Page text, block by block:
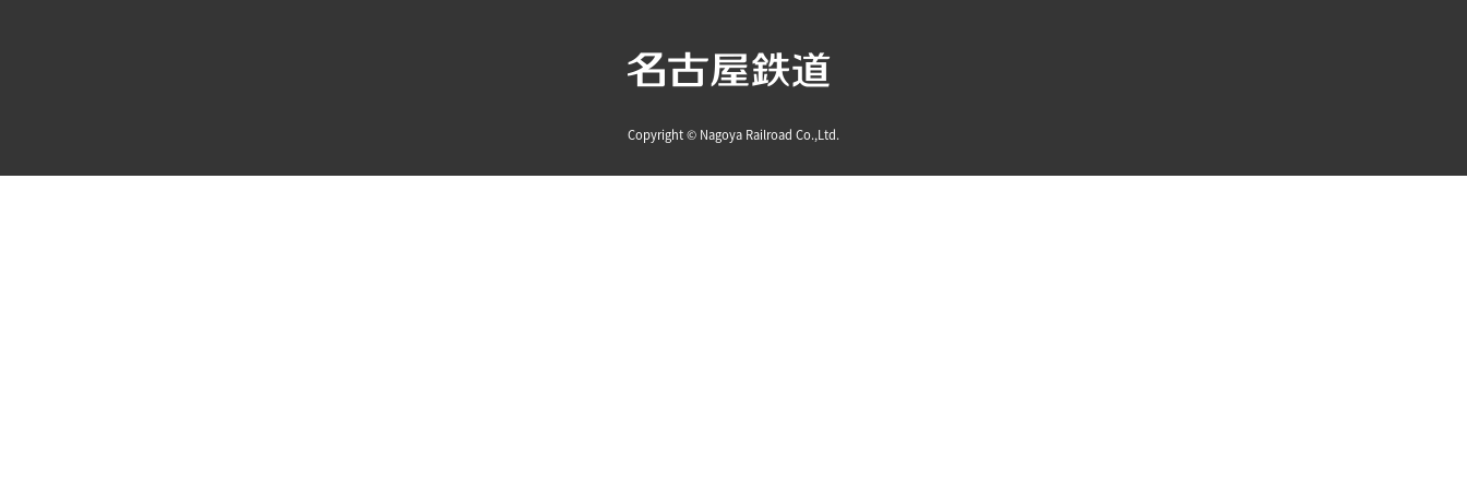
Copyright © Nagoya Railroad Co.,Ltd.